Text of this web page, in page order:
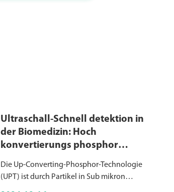
Ultraschall-Schnell detektion in
der Biomedizin: Hoch
konvertierungs phosphor
technologie (UPT)
Die Up-Converting-Phosphor-Technologie
(UPT) ist durch Partikel in Sub mikron